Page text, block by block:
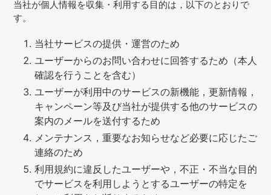
当社が個人情報を収集・利用する目的は，以下のとおりで
す。
当社サービスの提供・運営のため
ユーザーからのお問い合わせに回答するため（本人
確認を行うことを含む）
ユーザーが利用中のサービスの新機能，更新情報，
キャンペーン等及び当社が提供する他のサービスの
案内のメールを送付するため
メンテナンス，重要なお知らせなど必要に応じたご
連絡のため
利用規約に違反したユーザーや，不正・不当な目的
でサービスを利用しようとするユーザーの特定を